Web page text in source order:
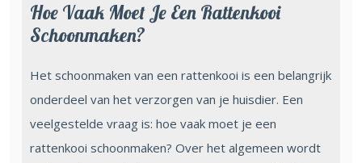
Hoe Vaak Moet Je Een Rattenkooi
Schoonmaken?
Het schoonmaken van een rattenkooi is een belangrijk
onderdeel van het verzorgen van je huisdier. Een
veelgestelde vraag is: hoe vaak moet je een
rattenkooi schoonmaken? Over het algemeen wordt